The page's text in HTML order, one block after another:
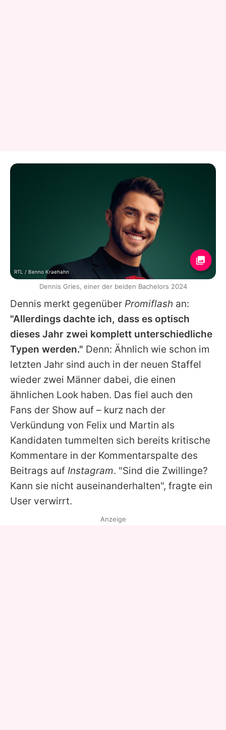
Dennis merkt gegenüber Promiflash an:
"Allerdings dachte ich, dass es optisch
dieses Jahr zwei komplett unterschiedliche
Typen werden." Denn: Ähnlich wie schon im
letzten Jahr sind auch in der neuen Staffel
wieder zwei Männer dabei, die einen
ähnlichen Look haben. Das fiel auch den
Fans der Show auf – kurz nach der
Verkündung von Felix und Martin als
Kandidaten tummelten sich bereits kritische
Kommentare in der Kommentarspalte des
Beitrags auf Instagram. "Sind die Zwillinge?
Kann sie nicht auseinanderhalten", fragte ein
User verwirrt.
RTL / Benno Kraehahn
Dennis Gries, einer der beiden Bachelors 2024
Anzeige